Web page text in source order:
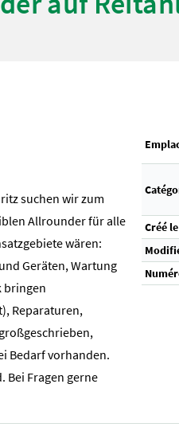
suchen wir zum
Allrounder für alle
wären:
Geräten, Wartung
bringen
Reparaturen,
Bedarf vorhanden.
Bei Fragen gerne
Créé le